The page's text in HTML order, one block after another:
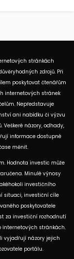
stránkách
zdrojů. Při
poskytovat čtenářům
internetových stránek
Nepředstavuje
ani nabídku či výzvu
názory, odhady,
informace dostupné
měnit.
Hodnota investic může
Minulé výnosy
investičního
situaci, investiční cíle
poskytovatele
za investiční rozhodnutí
internetových stránkách.
vyjadřují názory jejich
portálu.